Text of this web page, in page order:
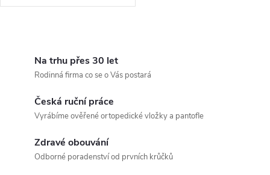
Na trhu přes 30 let
Rodinná firma co se o Vás postará
Česká ruční práce
Vyrábíme ověřené ortopedické vložky a pantofle
Zdravé obouvání
Odborné poradenství od prvních krůčků